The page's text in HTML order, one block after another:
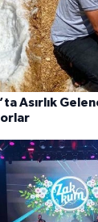
Asırlık